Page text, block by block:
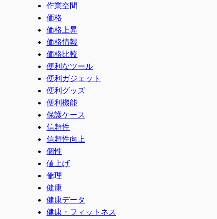
作業空間
価格
価格上昇
価格情報
価格比較
便利なツール
便利ガジェット
便利グッズ
便利機能
保護ケース
信頼性
信頼性向上
個性
値上げ
倫理
健康
健康データ
健康・フィットネス